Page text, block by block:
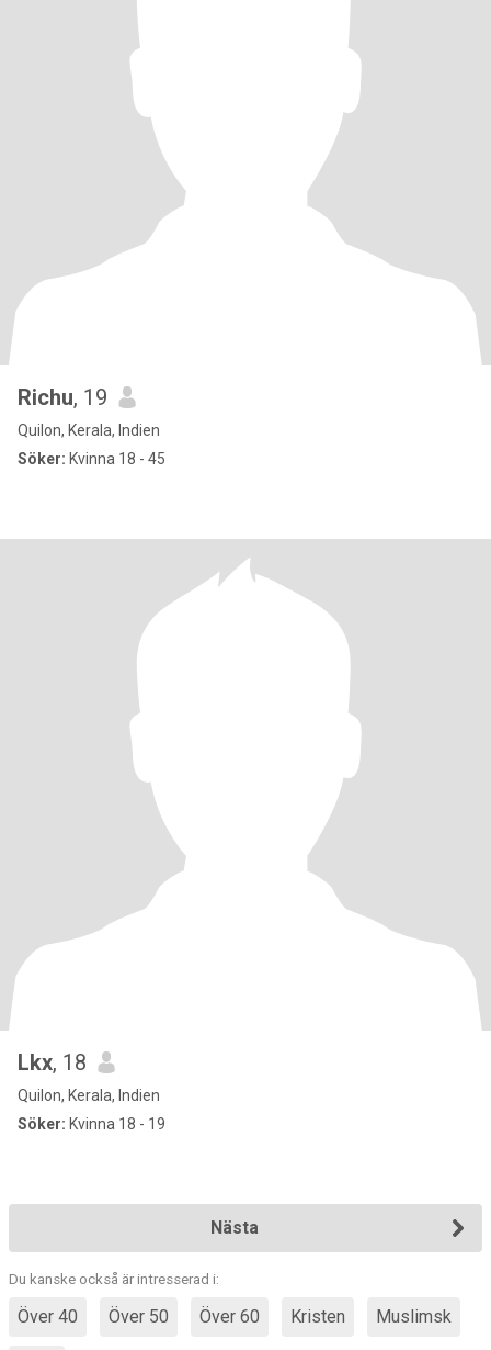
Richu, 19
Quilon, Kerala, Indien
Söker: Kvinna 18 - 45
Lkx, 18
Quilon, Kerala, Indien
Söker: Kvinna 18 - 19
Nästa
Du kanske också är intresserad i:
Över 40 Över 50 Över 60 Kristen Muslimsk